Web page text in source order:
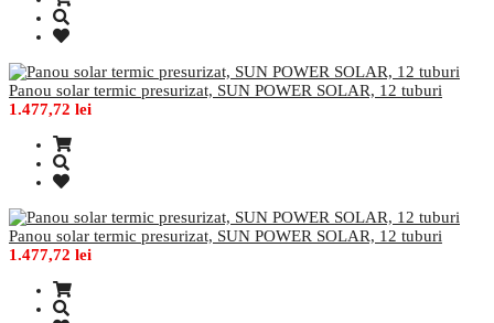
Panou solar termic presurizat, SUN POWER SOLAR, 12 tuburi
1.477,72 lei
Panou solar termic presurizat, SUN POWER SOLAR, 12 tuburi
1.477,72 lei